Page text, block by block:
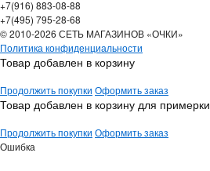
+7(916) 883-08-88
+7(495) 795-28-68
© 2010-2026 СЕТЬ МАГАЗИНОВ «ОЧКИ»
Политика конфиденциальности
Товар добавлен в корзину
Продолжить покупки Оформить заказ
Товар добавлен в корзину для примерки
Продолжить покупки Оформить заказ
Ошибка